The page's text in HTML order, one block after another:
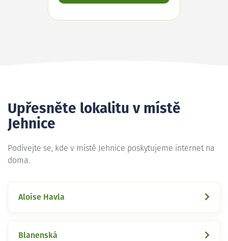
Upřesněte lokalitu v místě
Jehnice
Podívejte se, kde v místě Jehnice poskytujeme internet na
doma.
Aloise Havla
Blanenská